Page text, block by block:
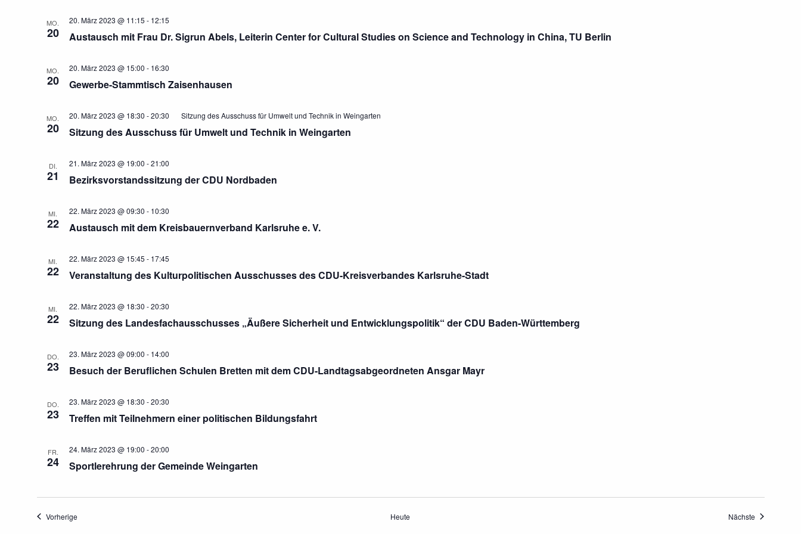
MO.
20
20. März 2023 @ 11:15 - 12:15
Austausch mit Frau Dr. Sigrun Abels, Leiterin Center for Cultural Studies on Science and Technology in China, TU Berlin
MO.
20
20. März 2023 @ 15:00 - 16:30
Gewerbe-Stammtisch Zaisenhausen
MO.
20
20. März 2023 @ 18:30 -20:30 Sitzung des Ausschuss für Umwelt und Technik in Weingarten
Sitzung des Ausschuss für Umwelt und Technik in Weingarten
DI.
21
21. März 2023 @ 19:00 -21:00
Bezirksvorstandssitzung der CDU Nordbaden
MI.
22
22. März 2023 @ 09:30 - 10:30
Austausch mit dem Kreisbauernverband Karlsruhe e. V.
MI.
22
22. März 2023 @ 15:45 - 17:45
Veranstaltung des Kulturpolitischen Ausschusses des CDU-Kreisverbandes Karlsruhe-Stadt
MI.
22
22. März 2023 @ 18:30 -20:30
Sitzung des Landesfachausschusses „Äußere Sicherheit und Entwicklungspolitik“ der CDU Baden-Württemberg
DO.
23
23. März 2023 @ 09:00 - 14:00
Besuch der Beruflichen Schulen Bretten mit dem CDU-Landtagsabgeordneten Ansgar Mayr
DO.
23
23. März 2023 @ 18:30 -20:30
Treffen mit Teilnehmern einer politischen Bildungsfahrt
FR.
24
24. März 2023 @ 19:00 -20:00
Sportlerehrung der Gemeinde Weingarten
VorherigeVeranstaltungen Heute Nächste